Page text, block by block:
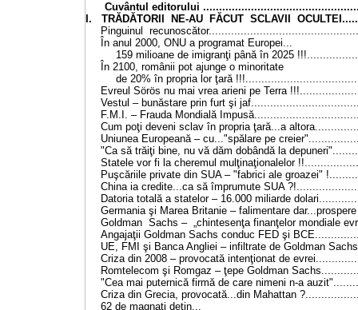
Cuvântul editorului
I. TRĂDĂTORII NE-AU FĂCUT SCLAVII
Pinguinul
În anul 2000, ONU a programat Europei...
159 milioane de imigranţi până în 2025
În 2100, românii pot ajunge o minoritate
de 20% în propria lor ţară
Evreul Sörös nu mai vrea arieni pe Terra
Vestul – bunăstare prin furt şi
F.M.I. – Frauda Mondială
Cum poţi deveni sclav în propria ţară...a
Uniunea Europeană – cu..."spălare pe
"Ca să trăiţi bine, nu vă dăm dobândă la
Statele vor fi la cheremul mulţinaţionalelor
Puşcăriile private din SUA – "fabrici ale groazei"
China ia credite...ca să împrumute SUA
Datoria totală a statelor – 16.000 miliarde
Germania şi Marea Britanie – falimentare
Goldman Sachs – „chintesenţa finanţelor mondiale
Angajaţii Goldman Sachs conduc FED şi
UE, FMI şi Banca Angliei – infiltrate de Goldman
Criza din 2008 – provocată intenţionat de
Romtelecom şi Romgaz – ţepe Goldman
"Cea mai puternică firmă de care nimeni n-a
Criza din Grecia, provocată...din Mahattan
62 de magnaţi deţin...